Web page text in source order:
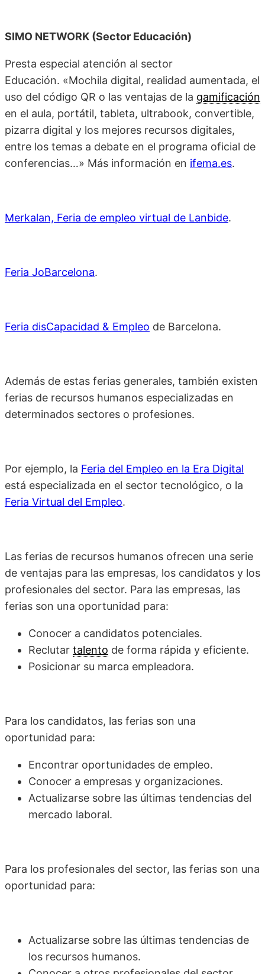
SIMO NETWORK (Sector Educación)
Presta especial atención al sector
Educación. «Mochila digital, realidad aumentada, el
uso del código QR o las ventajas de la gamificación
en el aula, portátil, tableta, ultrabook, convertible,
pizarra digital y los mejores recursos digitales,
entre los temas a debate en el programa oficial de
conferencias…» Más información en ifema.es.
Merkalan, Feria de empleo virtual de Lanbide.
Feria JoBarcelona.
Feria disCapacidad & Empleo de Barcelona.
Además de estas ferias generales, también existen
ferias de recursos humanos especializadas en
determinados sectores o profesiones.
Por ejemplo, la Feria del Empleo en la Era Digital
está especializada en el sector tecnológico, o la
Feria Virtual del Empleo.
Las ferias de recursos humanos ofrecen una serie
de ventajas para las empresas, los candidatos y los
profesionales del sector. Para las empresas, las
ferias son una oportunidad para:
Conocer a candidatos potenciales.
Reclutar talento de forma rápida y eficiente.
Posicionar su marca empleadora.
Para los candidatos, las ferias son una
oportunidad para:
Encontrar oportunidades de empleo.
Conocer a empresas y organizaciones.
Actualizarse sobre las últimas tendencias del
mercado laboral.
Para los profesionales del sector, las ferias son una
oportunidad para:
Actualizarse sobre las últimas tendencias de
los recursos humanos.